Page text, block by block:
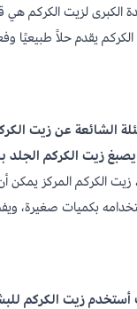
الكبرى لزيت الكركم
يقدم حلاً طبيعيًا
الشائعة عن زيت
زيت الكركم الجلد
زيت الكركم المركز يمكن
بكميات صغيرة،
زيت الكركم